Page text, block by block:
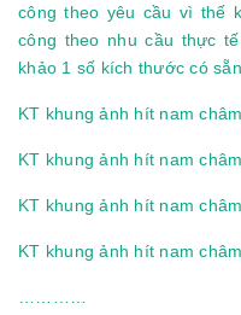
công theo yêu cầu vì thế
công theo nhu cầu thực
khảo 1 số kích thước có
KT khung ảnh hít nam
KT khung ảnh hít nam
KT khung ảnh hít nam
KT khung ảnh hít nam